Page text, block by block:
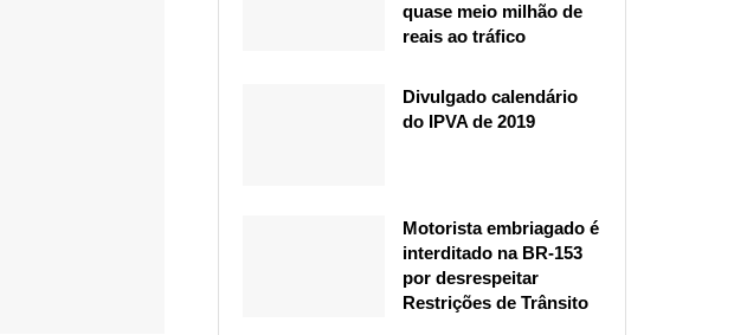
quase meio milhão de
reais ao tráfico
Divulgado calendário
do IPVA de 2019
Motorista embriagado é
interditado na BR-153
por desrespeitar
Restrições de Trânsito